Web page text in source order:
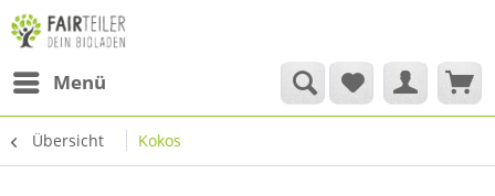
Menü
Übersicht Kokos